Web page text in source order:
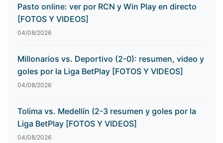
Pasto online: ver por RCN y Win Play en directo
[FOTOS Y VIDEOS]
04/08/2026
Millonarios vs. Deportivo (2-0): resumen, video y
goles por la Liga BetPlay [FOTOS Y VIDEOS]
04/08/2026
Tolima vs. Medellín (2-3 resumen y goles por la
Liga BetPlay [FOTOS Y VIDEOS]
04/08/2026